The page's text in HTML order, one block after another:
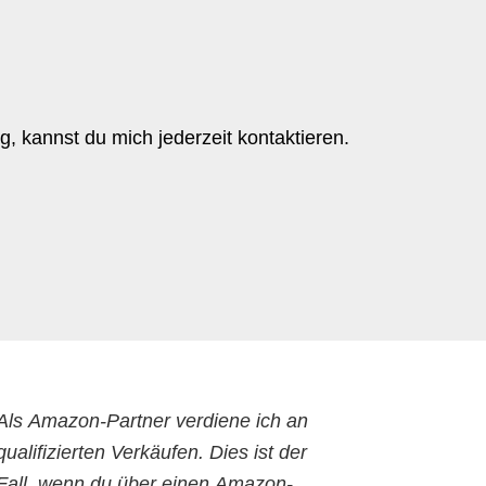
kannst du mich jederzeit kontaktieren.
Amazon-Partner verdiene ich an
Verkäufen. Dies ist der